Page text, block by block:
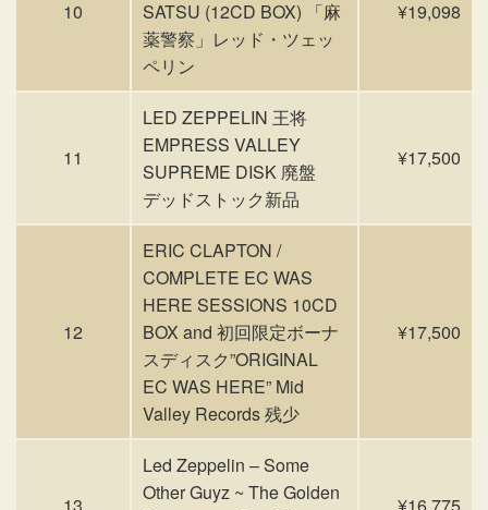
10
SATSU (12CD BOX) 「麻
薬警察」レッド・ツェッ
ペリン
¥19,098
11
LED ZEPPELIN 王将
EMPRESS VALLEY
SUPREME DISK 廃盤
デッドストック新品
¥17,500
12
ERIC CLAPTON /
COMPLETE EC WAS
HERE SESSIONS 10CD
BOX and 初回限定ボーナ
スディスク”ORIGINAL
EC WAS HERE” Mid
Valley Records 残少
¥17,500
Led Zeppelin – Some
Other Guyz ~ The Golden